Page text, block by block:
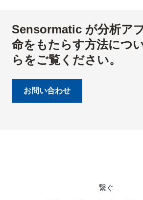
Sensormatic が分析ア
命をもたらす方法につ
らをご覧ください。
お問い合わせ
繋ぐ